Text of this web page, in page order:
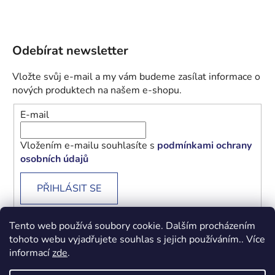
Tento web používá soubory cookie. Dalším procházením
tohoto webu vyjadřujete souhlas s jejich používáním.. Více
informacízde.
Odebírat newsletter
Vložte svůj e-mail a my vám budeme zasílat informace o
nových produktech na našem e-shopu.
E-mail
Vložením e-mailu souhlasíte s podmínkami ochrany
osobních údajů
PŘIHLÁSIT SE
Obchodní podmínky Podmínky ochrany osobních údajů